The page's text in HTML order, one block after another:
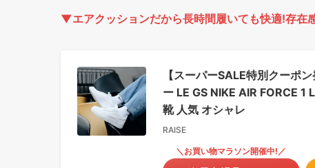
▼エアクッションだから長時間履いても快適!存在
【スーパーSALE特別クーポ
ー LE GS NIKE AIR FORCE
靴 人気 オシャレ
RAISE
＼お買い物マラソン開催中!／